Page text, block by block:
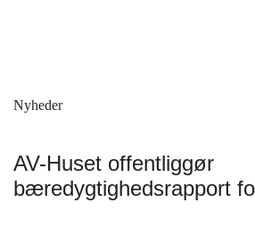
Nyheder
AV-Huset offentliggør
bæredygtighedsrapport